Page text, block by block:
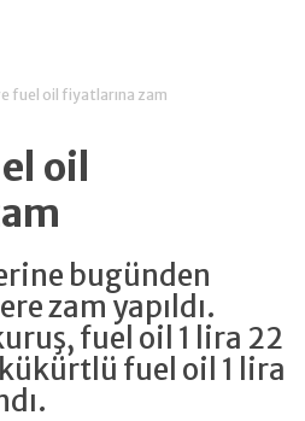
fuel oil fiyatlarına zam
oil
bugünden
zam yapıldı.
fuel oil 1 lira 22
fuel oil 1 lira